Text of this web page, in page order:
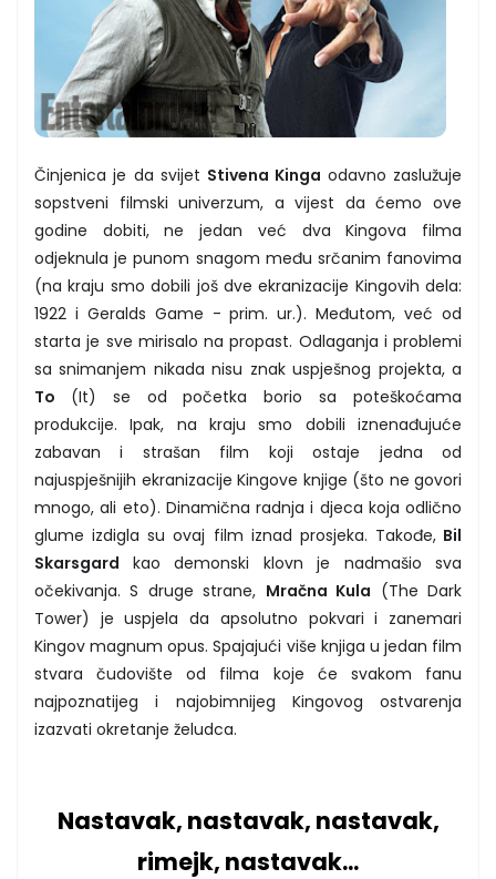
Činjenica je da svijet Stivena Kinga odavno zaslužuje
sopstveni filmski univerzum, a vijest da ćemo ove
godine dobiti, ne jedan već dva Kingova filma
odjeknula je punom snagom među srčanim fanovima
(na kraju smo dobili još dve ekranizacije Kingovih dela:
1922 i Geralds Game - prim. ur.). Međutom, već od
starta je sve mirisalo na propast. Odlaganja i problemi
sa snimanjem nikada nisu znak uspješnog projekta, a
To (It) se od početka borio sa poteškoćama
produkcije. Ipak, na kraju smo dobili iznenađujuće
zabavan i strašan film koji ostaje jedna od
najuspješnijih ekranizacije Kingove knjige (što ne govori
mnogo, ali eto). Dinamična radnja i djeca koja odlično
glume izdigla su ovaj film iznad prosjeka. Takođe,Bil
Skarsgard kao demonski klovn je nadmašio sva
očekivanja. S druge strane, Mračna Kula (The Dark
Tower) je uspjela da apsolutno pokvari i zanemari
Kingov magnum opus. Spajajući više knjiga u jedan film
stvara čudovište od filma koje će svakom fanu
najpoznatijeg i najobimnijeg Kingovog ostvarenja
izazvati okretanje želudca.
Nastavak, nastavak, nastavak,
rimejk, nastavak...